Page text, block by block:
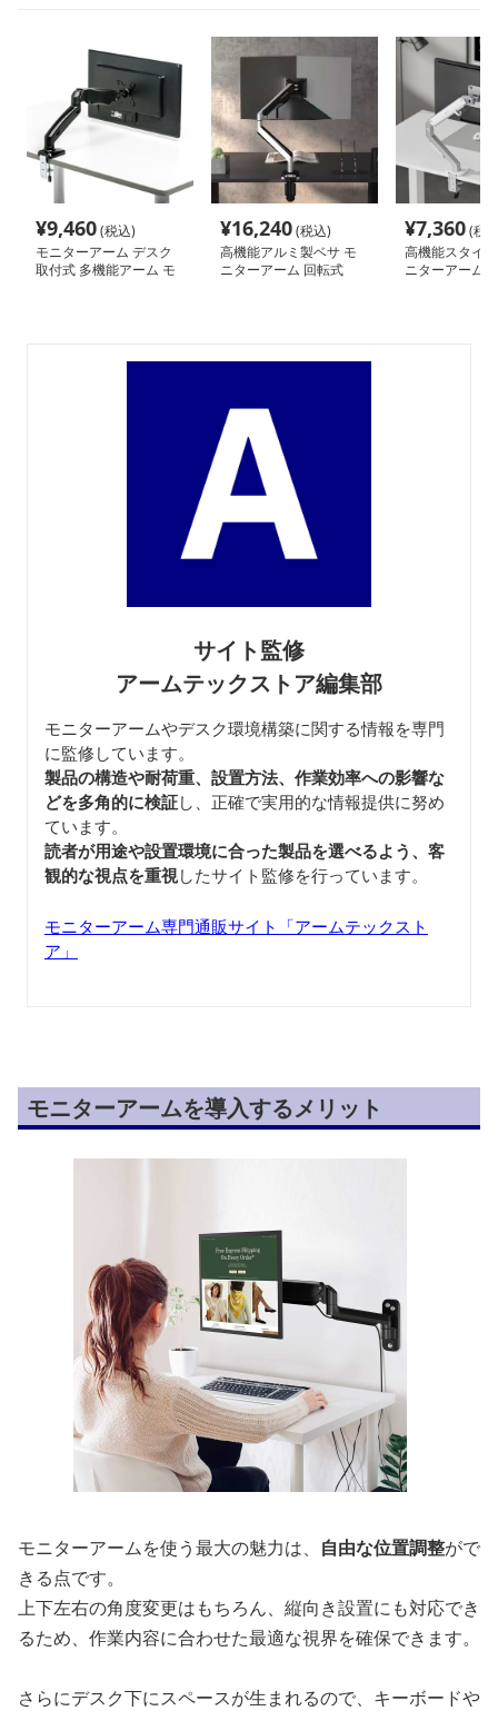
¥9,460(税込)
モニターアーム デスク
取付式 多機能アーム モ
¥16,240(税込)
高機能アルミ製ベサ モ
ニターアーム 回転式
¥7,360(税
高機能スタイ
ニターアーム
サイト監修
アームテックストア編集部
モニターアームやデスク環境構築に関する情報を専門
に監修しています。
製品の構造や耐荷重、設置方法、作業効率への影響な
どを多角的に検証し、正確で実用的な情報提供に努め
ています。
読者が用途や設置環境に合った製品を選べるよう、客
観的な視点を重視したサイト監修を行っています。
モニターアーム専門通販サイト「アームテックスト
ア」
モニターアームを導入するメリット
モニターアームを使う最大の魅力は、 自由な位置調整がで
きる点です。
上下左右の角度変更はもちろん、縦向き設置にも対応でき
るため、作業内容に合わせた最適な視界を確保できます。
さらにデスク下にスペースが生まれるので、キーボードや